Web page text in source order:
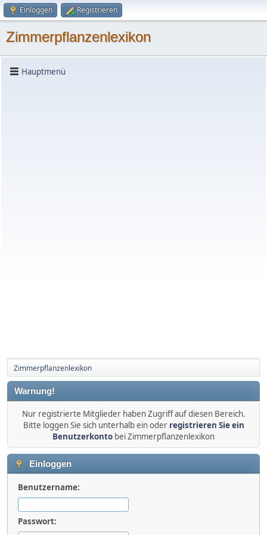
Einloggen Registrieren
Zimmerpflanzenlexikon
Hauptmenü
Zimmerpflanzenlexikon
Warnung!
Nur registrierte Mitglieder haben Zugriff auf diesen Bereich.
Bitte loggen Sie sich unterhalb ein oder registrieren Sie ein
Benutzerkonto bei Zimmerpflanzenlexikon
Einloggen
Benutzername:
Passwort: